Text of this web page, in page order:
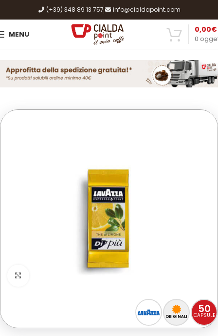
(+39) 348 89 13 757 info@cialdapoint.com
MENU 0
0,00€
Home
Caffè, Cialde e Capsule Espresso Point
50
CAPSULE
ORIGINALI
Clicca per ingrandire